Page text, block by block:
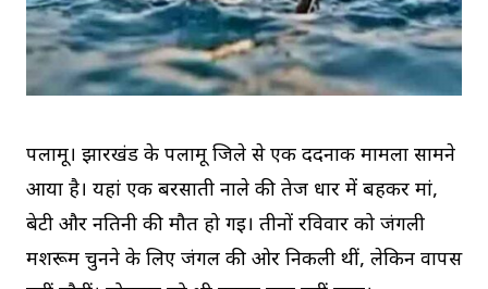
पलामू। झारखंड के पलामू जिले से एक दर्दनाक मामला सामने
आया है। यहां एक बरसाती नाले की तेज धार में बहकर मां,
बेटी और नतिनी की मौत हो गई। तीनों रविवार को जंगली
मशरूम चुनने के लिए जंगल की ओर निकली थीं, लेकिन वापस